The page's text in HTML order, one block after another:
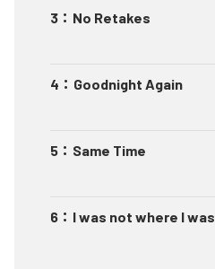
3 ： No Retakes
4 ： Goodnight Again
5 ： Same Time
6 ： I was not where I was